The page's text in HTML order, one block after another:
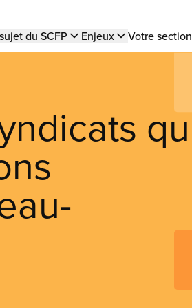
du SCFP Enjeux Votre